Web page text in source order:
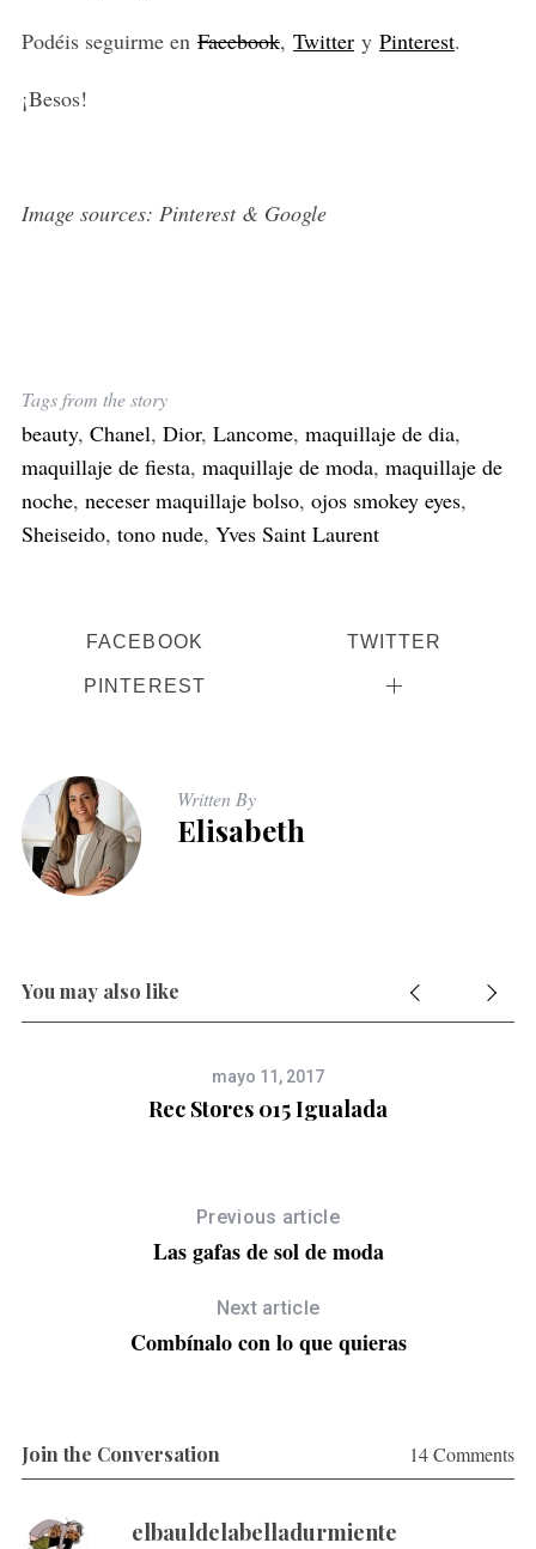
Podéis seguirme en Facebook, Twittery Pinterest.
¡Besos!
Image sources: Pinterest & Google
Tags from the story
beauty, Chanel, Dior, Lancome, maquillaje de dia,
maquillaje de fiesta, maquillaje de moda, maquillaje de
noche, neceser maquillaje bolso, ojos smokey eyes,
Sheiseido, tono nude, Yves Saint Laurent
FACEBOOK TWITTER
PINTEREST
Written By
Elisabeth
You may also like
mayo 11, 2017
Rec Stores 015 Igualada
Previous article
Las gafas de sol de moda
Next article
Combínalo con lo que quieras
Join the Conversation 14 Comments
s
elbauldelabelladurmiente